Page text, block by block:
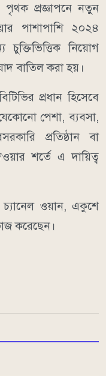
‍পৃথক প্রজ্ঞাপনে নতুন
পাশাপাশি ২০২৪
চুক্তিভিত্তিক নিয়োগ
বাতিল করা হয়।
প্রধান হিসেবে
পেশা, ব্যবসা,
প্রতিষ্ঠান বা
শর্তে এ দায়িত্ব
ওয়ান, একুশে
করেছেন।